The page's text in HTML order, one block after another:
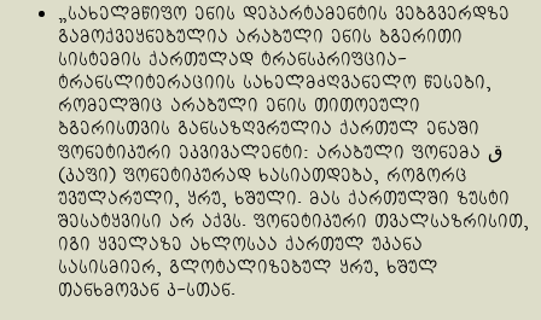
„სახელმწიფო ენის დეპარტამენტის ვებგვერდზე
გამოქვეყნებულია არაბული ენის ბგერითი
სისტემის ქართულად ტრანსკრიფცია-
ტრანსლიტერაციის სახელმძღვანელო წესები,
რომელშიც არაბული ენის თითოეული
ბგერისთვის განსაზღვრულია ქართულ ენაში
ფონეტიკური ეკვივალენტი: არაბული ფონემა ق
(კაფი) ფონეტიკურად ხასიათდება, როგორც
უვულარული, ყრუ, ხშული. მას ქართულში ზუსტი
შესატყვისი არ აქვს. ფონეტიკური თვალსაზრისით,
იგი ყველაზე ახლოსაა ქართულ უკანა
სასისმიერ, გლოტალიზებულ ყრუ, ხშულ
თანხმოვან კ-სთან.